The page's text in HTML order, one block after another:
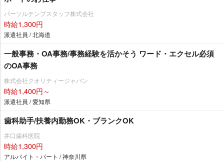
パーソルテンプスタッフ株式会社
時給1,300円
派遣社員 / 北海道
一般事務・OA事務/事務経験を活かそう ワード・エクセル必須
のOA事務
株式会社クオリティージャパン
時給1,400円～
派遣社員 / 愛知県
歯科助手/扶養内勤務OK・ブランクOK
井口歯科医院
時給1,300円
アルバイト・パート / 神奈川県